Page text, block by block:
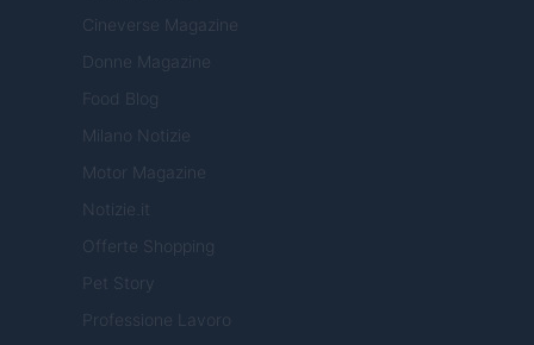
Cineverse Magazine
Donne Magazine
Food Blog
Milano Notizie
Motor Magazine
Notizie.it
Offerte Shopping
Pet Story
Professione Lavoro